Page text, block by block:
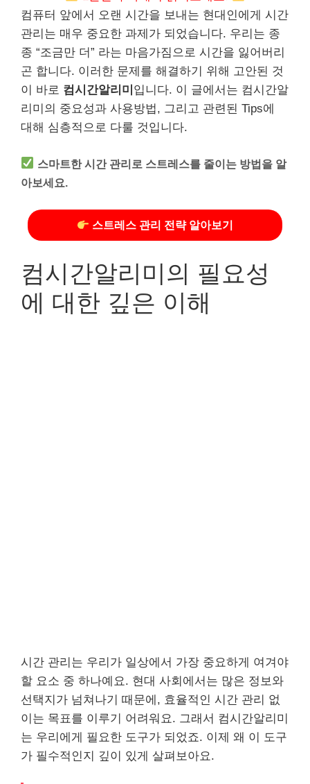
컴퓨터 앞에서 오랜 시간을 보내는 현대인에게 시간
관리는 매우 중요한 과제가 되었습니다. 우리는 종
종 “조금만 더” 라는 마음가짐으로 시간을 잃어버리
곤 합니다. 이러한 문제를 해결하기 위해 고안된 것
이 바로 컴시간알리미 입니다. 이 글에서는 컴시간알
리미의 중요성과 사용방법, 그리고 관련된 Tips에
대해 심층적으로 다룰 것입니다.
스마트한 시간 관리로 스트레스를 줄이는 방법을 알
아보세요.
스트레스 관리 전략 알아보기
컴시간알리미의 필요성
에 대한 깊은 이해
시간 관리는 우리가 일상에서 가장 중요하게 여겨야
할 요소 중 하나예요. 현대 사회에서는 많은 정보와
선택지가 넘쳐나기 때문에, 효율적인 시간 관리 없
이는 목표를 이루기 어려워요. 그래서 컴시간알리미
는 우리에게 필요한 도구가 되었죠. 이제 왜 이 도구
가 필수적인지 깊이 있게 살펴보아요.